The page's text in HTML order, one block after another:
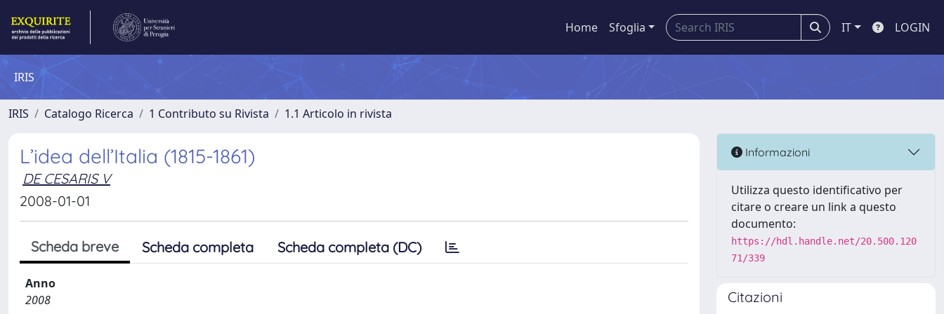
Home Sfoglia IT LOGIN
IRIS
IRIS Catalogo Ricerca 1 Contributo su Rivista 1.1 Articolo in rivista
L’idea dell’Italia (1815-1861)
DE CESARIS V
2008-01-01
Scheda breve Scheda completa Scheda completa (DC)
Anno
2008
Informazioni
Utilizza questo identificativo per
citare o creare un link a questo
documento:
https://hdl.handle.net/20.500.120
71/339
Citazioni